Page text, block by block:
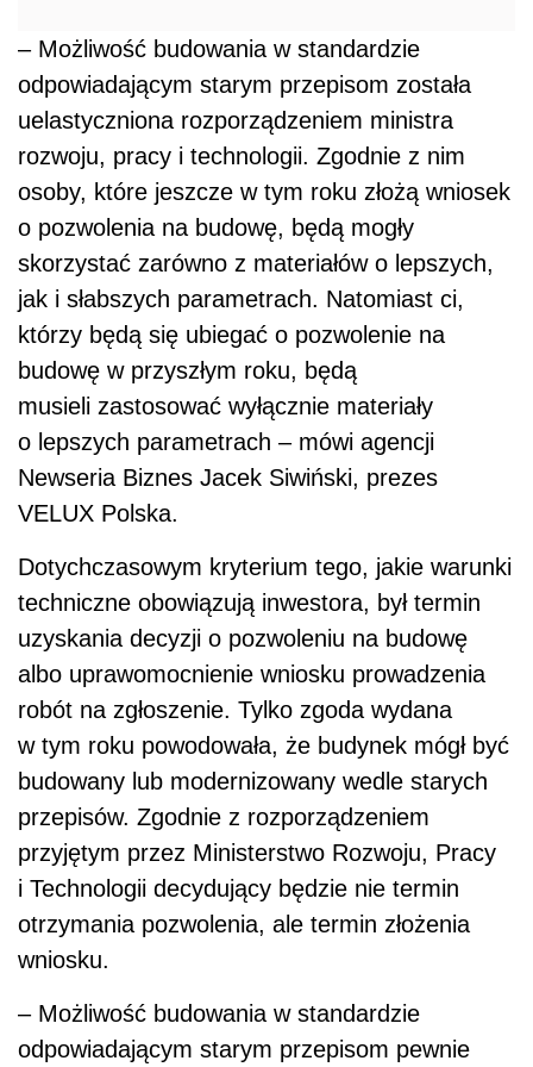
budowę w przyszłym roku, będą
musieli zastosować wyłącznie materiały
o lepszych parametrach – mówi agencji
Newseria Biznes Jacek Siwiński, prezes
VELUX Polska.
Dotychczasowym kryterium tego, jakie warunki
techniczne obowiązują inwestora, był termin
uzyskania decyzji o pozwoleniu na budowę
albo uprawomocnienie wniosku prowadzenia
robót na zgłoszenie. Tylko zgoda wydana
w tym roku powodowała, że budynek mógł być
budowany lub modernizowany wedle starych
przepisów. Zgodnie z rozporządzeniem
i Technologii decydujący będzie nie termin
otrzymania pozwolenia, ale termin złożenia
wniosku.
– Możliwość budowania w standardzie
odpowiadającym starym przepisom pewnie
spowoduje, że do urzędów wpłynie trochę
więcej wniosków o pozwolenie na budowę, bo
część inwestorów będzie chciała zachować
taką możliwość. Natomiast nie powinno to
spowodować dużych kolejek – ocenia Jacek
Siwiński.